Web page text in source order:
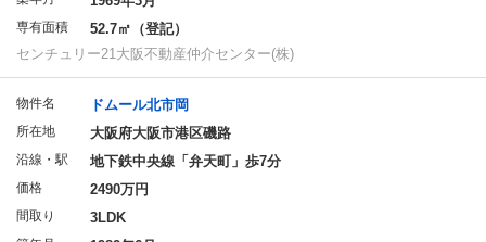
専有面積
52.7㎡（登記）
センチュリー21大阪不動産仲介センター(株)
物件名 ドムール北市岡
所在地 大阪府大阪市港区磯路
沿線・駅 地下鉄中央線「弁天町」歩7分
価格 2490万円
間取り 3LDK